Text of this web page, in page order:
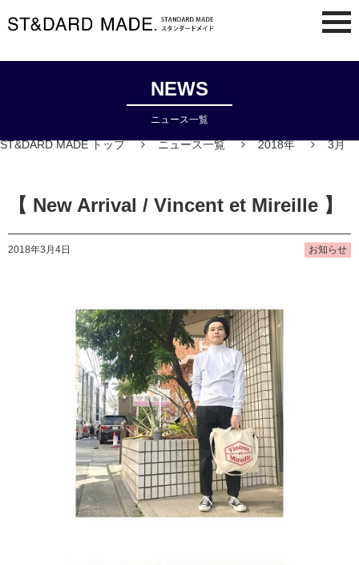
NEWS
ニュース一覧
ST&DARD MADE トップ ニュース一覧 2018年 3月
【 New Arrival / Vincent et Mireille 】
2018年3月4日 お知らせ